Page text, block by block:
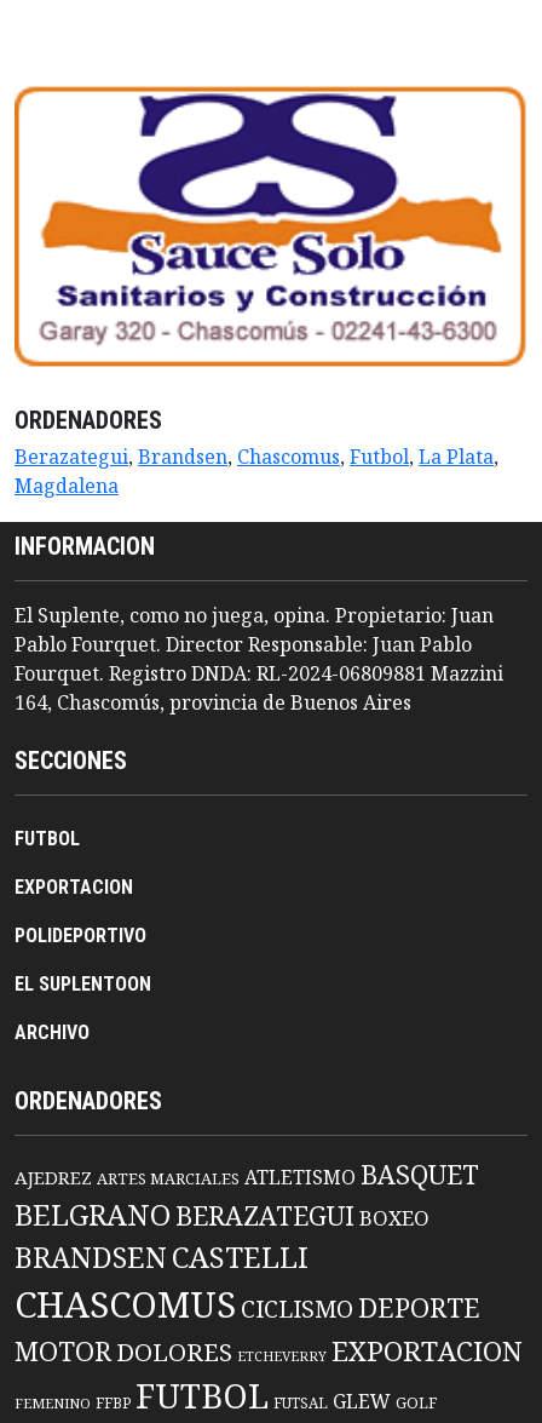
ORDENADORES
Berazategui,Brandsen, Chascomus,Futbol,La Plata,
Magdalena
INFORMACION
El Suplente, como no juega, opina. Propietario: Juan
Pablo Fourquet. Director Responsable: Juan Pablo
Fourquet. Registro DNDA: RL-2024-06809881 Mazzini
164, Chascomús, provincia de Buenos Aires
SECCIONES
FUTBOL
EXPORTACION
POLIDEPORTIVO
EL SUPLENTOON
ARCHIVO
ORDENADORES
AJEDREZ ARTES MARCIALES ATLETISMO BASQUET
BELGRANO BERAZATEGUIBOXEO
BRANDSENCASTELLI
CHASCOMUS CICLISMO DEPORTE
MOTORDOLORES ETCHEVERRY EXPORTACION
FEMENINO FFBP FUTBOL FUTSAL GLEW GOLF